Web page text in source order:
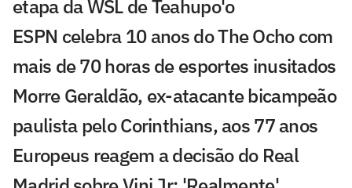
etapa da WSL de Teahupo'o
ESPN celebra 10 anos do The Ocho com
mais de 70 horas de esportes inusitados
Morre Geraldão, ex-atacante bicampeão
paulista pelo Corinthians, aos 77 anos
Europeus reagem a decisão do Real